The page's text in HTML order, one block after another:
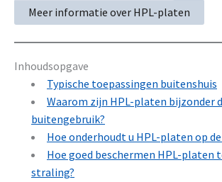
Meer informatie over HPL-platen
Inhoudsopgave
Typische toepassingen buitenshuis
Waarom zijn HPL-platen bijzonder
buitengebruik?
Hoe onderhoudt u HPL-platen op
Hoe goed beschermen HPL-platen
straling?